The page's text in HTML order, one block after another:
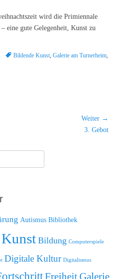
wird die Primiennale
eine gute Gelegenheit, Kunst zu
Schlagworte
Bildende Kunst, Galerie am Turnerheim,
Weiter →
3. Gebot
Autismus Bibliothek
Bildung Computerspiele
Digitale Kultur Digitalismus
FreiheitGalerie